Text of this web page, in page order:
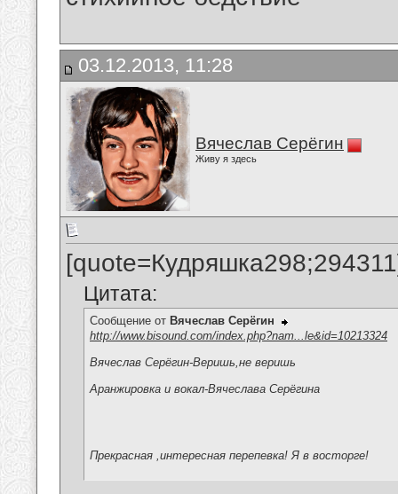
03.12.2013, 11:28
Вячеслав Серёгин
Живу я здесь
Цитата:
Сообщение от Вячеслав Серёгин
http://www.bisound.com/index.php?nam...le&id=10213324
Вячеслав Серёгин-Веришь,не веришь
Аранжировка и вокал-Вячеслава Серёгина
Прекрасная ,интересная перепевка! Я в восторге!